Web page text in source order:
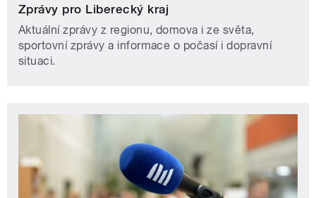
Zprávy pro Liberecký kraj
Aktuální zprávy z regionu, domova i ze světa,
sportovní zprávy a informace o počasí i dopravní
situaci.